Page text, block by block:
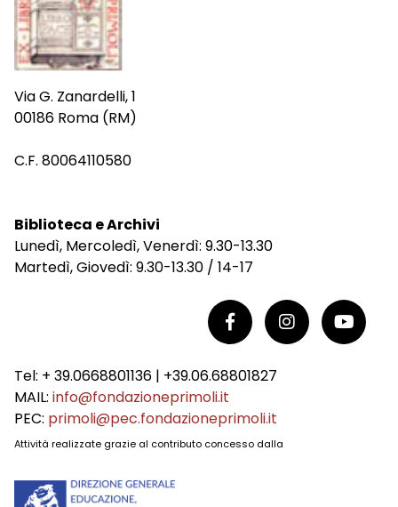
Via G. Zanardelli, 1
00186 Roma (RM)
C.F. 80064110580
Biblioteca e Archivi
Lunedì, Mercoledì, Venerdì: 9.30-13.30
Martedì, Giovedì: 9.30-13.30 / 14-17
Tel: + 39.0668801136 | +39.06.68801827
MAIL: info@fondazioneprimoli.it
PEC: primoli@pec.fondazioneprimoli.it
Attività realizzate grazie al contributo concesso dalla